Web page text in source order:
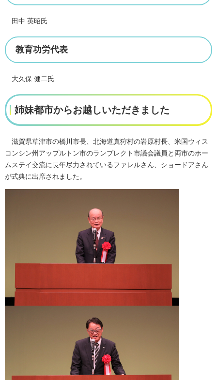
田中 英昭氏
教育功労代表
大久保 健二氏
姉妹都市からお越しいただきました
滋賀県草津市の橋川市長、北海道真狩村の岩原村長、米国ウィス
コンシン州アップルトン市のランブレクト市議会議員と両市のホー
ムステイ交流に長年尽力されているファレルさん、ショードアさん
が式典に出席されました。